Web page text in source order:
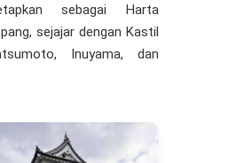
sebagai Harta
sejajar dengan Kastil
Inuyama, dan